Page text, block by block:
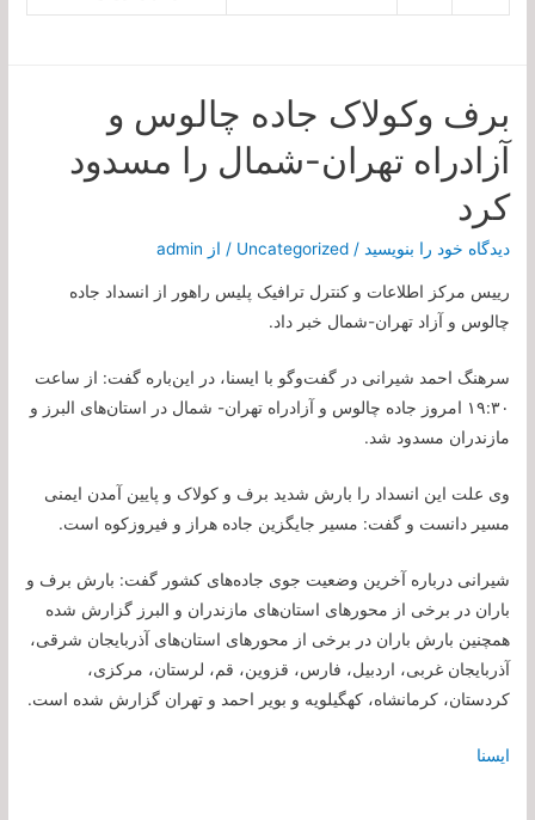
برف وکولاک جاده چالوس و
آزادراه تهران-شمال را مسدود
کرد
دیدگاه‌ خود را بنویسید /
Uncategorized / از admin
رییس مرکز اطلاعات و کنترل ترافیک پلیس راهور از انسداد جاده
چالوس و آزاد تهران-شمال خبر داد.
سرهنگ احمد شیرانی در گفت‌وگو با ایسنا، در این‌باره گفت: از ساعت
۱۹:۳۰ امروز جاده چالوس و آزادراه تهران- شمال در استان‌های البرز و
مازندران مسدود شد.
وی علت این انسداد را بارش شدید برف و کولاک و پایین آمدن ایمنی
مسیر دانست و گفت: مسیر جایگزین جاده هراز و فیروزکوه است.
شیرانی درباره آخرین وضعیت جوی جاده‌های کشور گفت: بارش برف و
باران در برخی از محورهای استان‌های مازندران و البرز گزارش شده
همچنین بارش باران در برخی از محورهای استان‌های آذربایجان شرقی،
آذربایجان غربی، اردبیل، فارس، قزوین، قم، لرستان، مرکزی،
کردستان، کرمانشاه، کهگیلویه و بویر احمد و تهران گزارش شده است.
ایسنا